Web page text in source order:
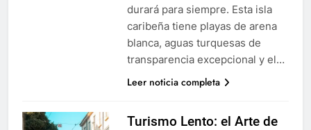
durará para siempre. Esta isla
caribeña tiene playas de arena
blanca, aguas turquesas de
transparencia excepcional y el…
Leer noticia completa
Turismo Lento: el Arte de